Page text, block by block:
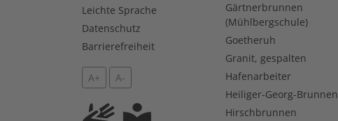
Leichte Sprache
Datenschutz
Barrierefreiheit
A+ A-
Gärtnerbrunnen
(Mühlbergschule)
Goetheruh
Granit, gespalten
Hafenarbeiter
Heiliger-Georg-Brunnen
Hirschbrunnen